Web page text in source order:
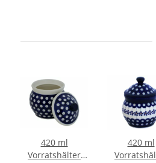
420 ml
Vorratshälter
420 ml